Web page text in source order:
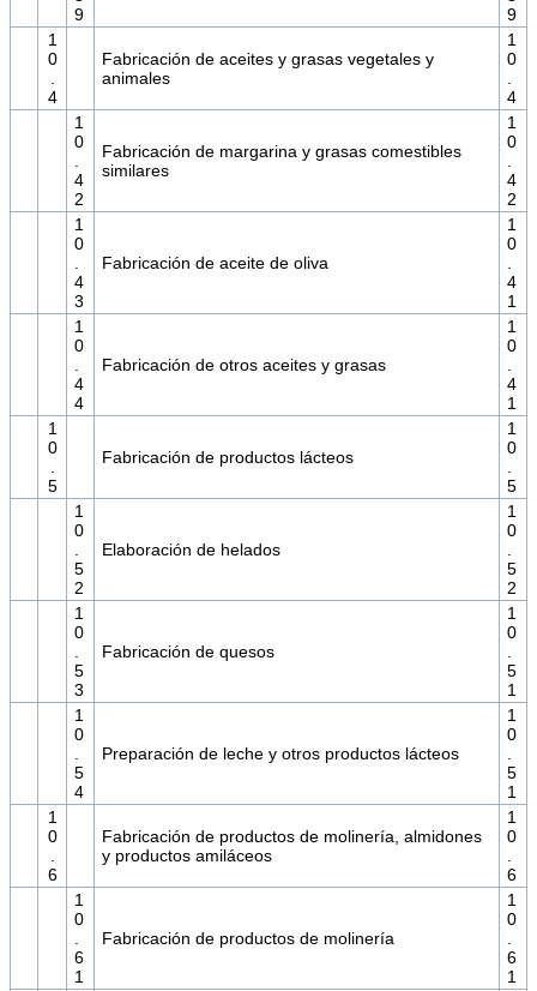
9
9
1
0
.
4
Fabricación de aceites y grasas vegetales y
animales
1
0
.
4
1
0
.
4
2
Fabricación de margarina y grasas comestibles
similares
1
0
.
4
2
1
0
.
4
3
Fabricación de aceite de oliva
1
0
.
4
1
1
0
.
4
4
Fabricación de otros aceites y grasas
1
0
.
4
1
1
0
.
5
Fabricación de productos lácteos
1
0
.
5
1
0
.
5
2
Elaboración de helados
1
0
.
5
2
1
0
.
5
3
Fabricación de quesos
1
0
.
5
1
1
0
.
5
4
Preparación de leche y otros productos lácteos
1
0
.
5
1
1
0
.
6
Fabricación de productos de molinería, almidones
y productos amiláceos
1
0
.
6
1
0
.
6
1
Fabricación de productos de molinería
1
0
.
6
1